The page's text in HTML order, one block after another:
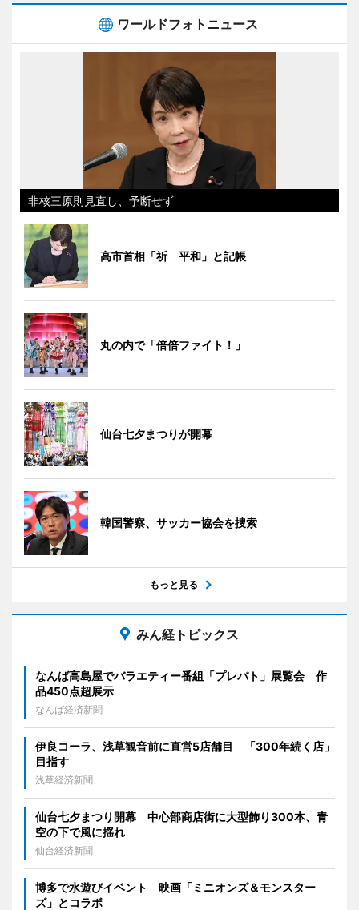
ワールドフォトニュース
非核三原則見直し、予断せず
高市首相「祈 平和」と記帳
丸の内で「倍倍ファイト！」
仙台七夕まつりが開幕
韓国警察、サッカー協会を捜索
もっと見る
みん経トピックス
なんば高島屋でバラエティー番組「プレバト」展覧会 作
品450点超展示
なんば経済新聞
伊良コーラ、浅草観音前に直営5店舗目 「300年続く店」
目指す
浅草経済新聞
仙台七夕まつり開幕 中心部商店街に大型飾り300本、青
空の下で風に揺れ
仙台経済新聞
博多で水遊びイベント 映画「ミニオンズ＆モンスター
ズ」とコラボ